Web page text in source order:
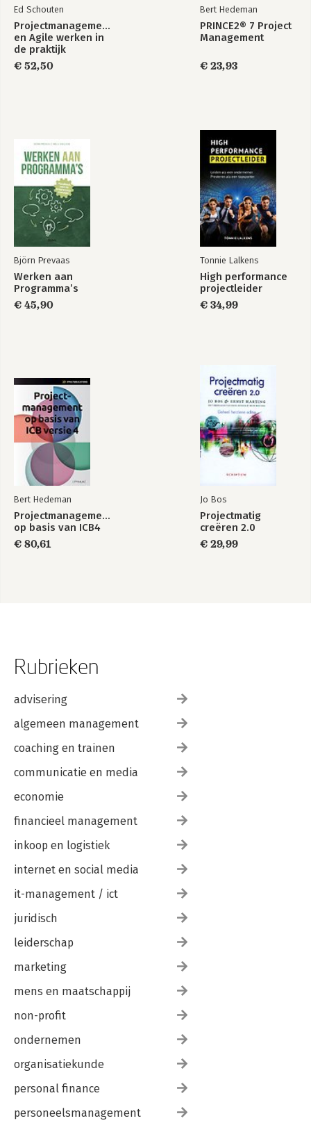
Ed Schouten
Projectmanagement
en Agile werken in
de praktijk
€ 52,50
Bert Hedeman
PRINCE2® 7 Project
Management
€ 23,93
Björn Prevaas
Werken aan
Programma’s
€ 45,90
Tonnie Lalkens
High performance
projectleider
€ 34,99
Bert Hedeman
Projectmanagement
op basis van ICB4
€ 80,61
Jo Bos
Projectmatig
creëren 2.0
€ 29,99
Rubrieken
advisering
algemeen management
coaching en trainen
communicatie en media
economie
financieel management
inkoop en logistiek
internet en social media
it-management / ict
juridisch
leiderschap
marketing
mens en maatschappij
non-profit
ondernemen
organisatiekunde
personal finance
personeelsmanagement